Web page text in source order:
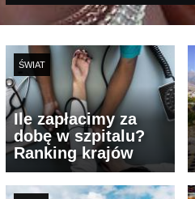
ŚWIAT
Ile zapłacimy za
dobę w szpitalu?
Ranking krajów